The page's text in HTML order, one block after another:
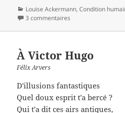
Catégories
Louise Ackermann,Condition
3 commentaires
À Victor Hugo
Félix Arvers
D'illusions fantastiques
Quel doux esprit t'a bercé ?
Qui t'a dit ces airs antiques,